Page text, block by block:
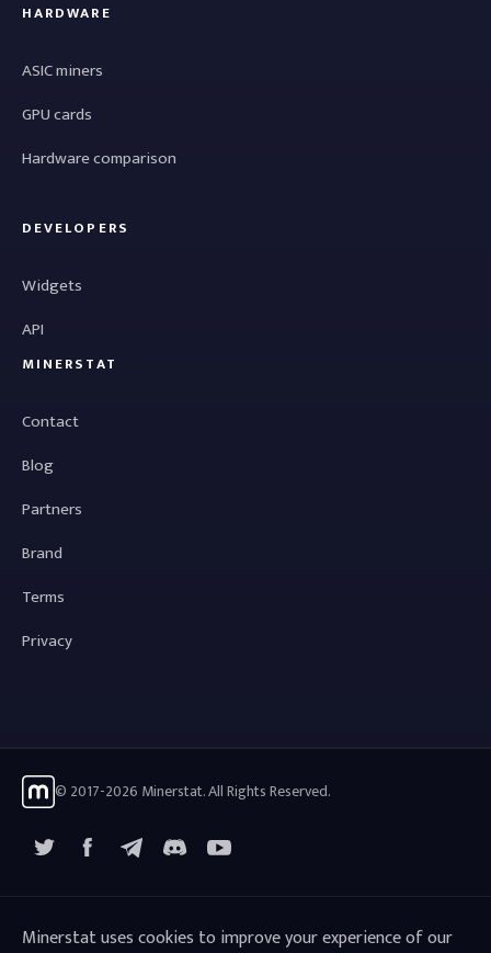
HARDWARE
ASIC miners
GPU cards
Hardware comparison
DEVELOPERS
Widgets
API
MINERSTAT
Contact
Blog
Partners
Brand
Terms
Privacy
© 2017-2026 Minerstat. All Rights Reserved.
FacebookTelegramYouTube
Minerstat uses cookies to improve your experience of our